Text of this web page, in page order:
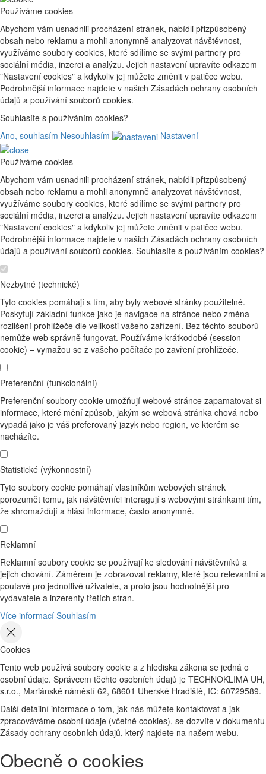
Používáme cookies
Abychom vám usnadnili procházení stránek, nabídli přizpůsobený
obsah nebo reklamu a mohli anonymně analyzovat návštěvnost,
využíváme soubory cookies, které sdílíme se svými partnery pro
sociální média, inzerci a analýzu. Jejich nastavení upravíte odkazem
"Nastavení cookies" a kdykoliv jej můžete změnit v patičce webu.
Podrobnější informace najdete v našich Zásadách ochrany osobních
údajů a používání souborů cookies.
Souhlasíte s používáním cookies?
Ano, souhlasím Nesouhlasím Nastavení
Používáme cookies
Abychom vám usnadnili procházení stránek, nabídli přizpůsobený
obsah nebo reklamu a mohli anonymně analyzovat návštěvnost,
využíváme soubory cookies, které sdílíme se svými partnery pro
sociální média, inzerci a analýzu. Jejich nastavení upravíte odkazem
"Nastavení cookies" a kdykoliv jej můžete změnit v patičce webu.
Podrobnější informace najdete v našich Zásadách ochrany osobních
údajů a používání souborů cookies. Souhlasíte s používáním cookies?
Nezbytné (technické)
Tyto cookies pomáhají s tím, aby byly webové stránky použitelné.
Poskytují základní funkce jako je navigace na stránce nebo změna
rozlišení prohlížeče dle velikosti vašeho zařízení. Bez těchto souborů
nemůže web správně fungovat. Používáme krátkodobé (session
cookie) – vymažou se z vašeho počítače po zavření prohlížeče.
Preferenční (funkcionální)
Preferenční soubory cookie umožňují webové stránce zapamatovat si
informace, které mění způsob, jakým se webová stránka chová nebo
vypadá jako je váš preferovaný jazyk nebo region, ve kterém se
nacházíte.
Statistické (výkonnostní)
Tyto soubory cookie pomáhají vlastníkům webových stránek
porozumět tomu, jak návštěvníci interagují s webovými stránkami tím,
že shromažďují a hlásí informace, často anonymně.
Reklamní
Reklamní soubory cookie se používají ke sledování návštěvníků a
jejich chování. Záměrem je zobrazovat reklamy, které jsou relevantní a
poutavé pro jednotlivé uživatele, a proto jsou hodnotnější pro
vydavatele a inzerenty třetích stran.
Více informací Souhlasím
Cookies
Tento web používá soubory cookie a z hlediska zákona se jedná o
osobní údaje. Správcem těchto osobních údajů je TECHNOKLIMA UH,
s.r.o., Mariánské náměstí 62, 68601 Uherské Hradiště, IČ: 60729589.
Další detailní informace o tom, jak nás můžete kontaktovat a jak
zpracováváme osobní údaje (včetně cookies), se dozvíte v dokumentu
Zásady ochrany osobních údajů, který najdete na našem webu.
Obecně o cookies